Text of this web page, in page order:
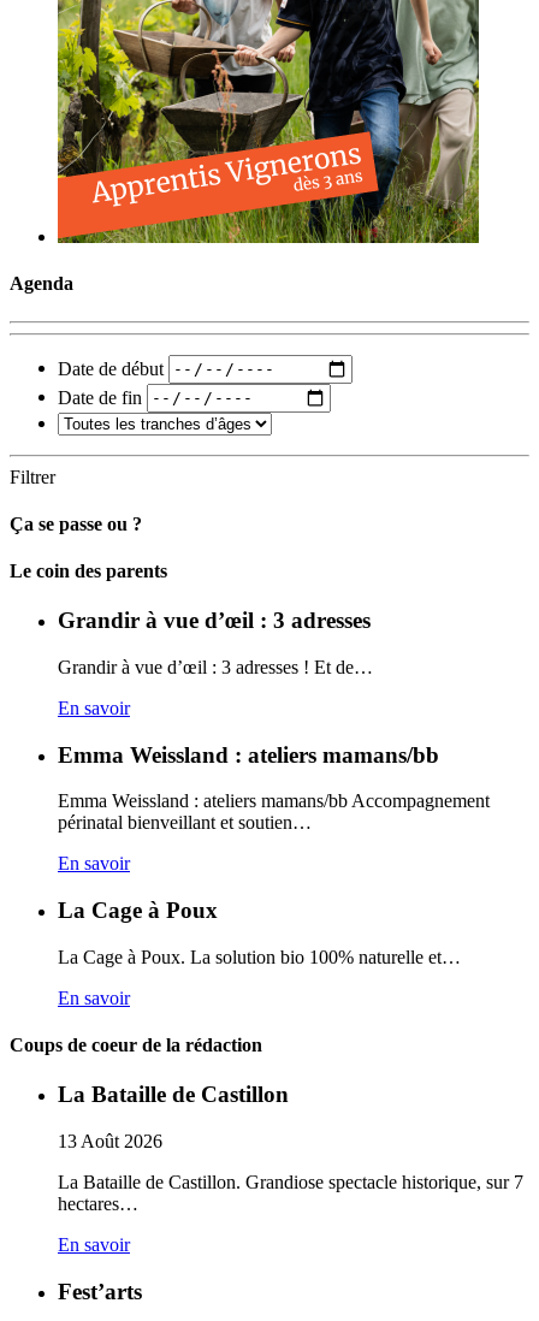
Agenda
Date de début
Date de fin
Filtrer
Ça se passe ou ?
Carto
Le coin des parents
Grandir à vue d’œil : 3 adresses
Grandir à vue d’œil : 3 adresses ! Et de…
En savoir
Emma Weissland : ateliers mamans/bb
Emma Weissland : ateliers mamans/bb Accompagnement
périnatal bienveillant et soutien…
En savoir
La Cage à Poux
La Cage à Poux. La solution bio 100% naturelle et…
En savoir
Coups de coeur de la rédaction
La Bataille de Castillon
13 Août 2026
La Bataille de Castillon. Grandiose spectacle historique, sur 7
hectares…
En savoir
Fest’arts